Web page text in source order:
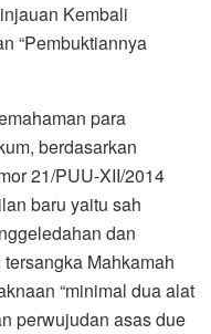
Kembali
“Pembuktiannya
para
berdasarkan
21/PUU-XII/2014
baru yaitu sah
dan
Mahkamah
“minimal dua alat
perwujudan asas due